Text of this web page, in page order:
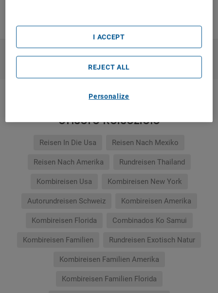
WEITERE PRODUKTE ANZEIGEN
Unsere Reiseziele
Reisen In Die Usa Reisen Nach Mexiko
Reisen Nach Amerika Rundreisen Thailand
Kombireisen Usa Kombireisen New York
Autorundreisen Schweiz Kombireisen Amerika
Kombireisen Florida Combinados Ko Samui
Kombireisen Familien Rundreisen Exotisch Natur
Kombireisen Familien Amerika
Kombireisen Familien Florida
Personalize
REJECT ALL
I ACCEPT